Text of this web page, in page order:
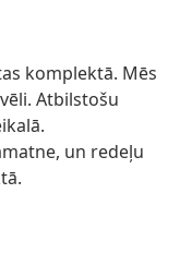
komplektā. Mēs
Atbilstošu
un redeļu